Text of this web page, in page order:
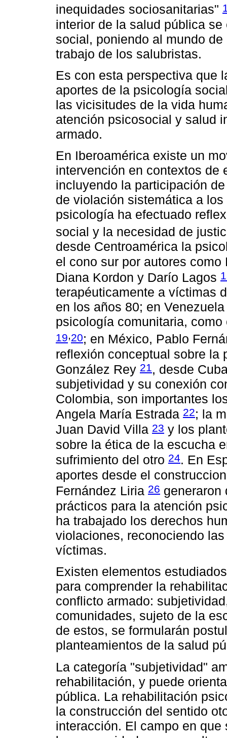
inequidades sociosanitarias"
interior de la salud pública
social, poniendo al mundo
trabajo de los salubristas.
Es con esta perspectiva que
aportes de la psicología
las vicisitudes de la vida
atención psicosocial y salud
armado.
En Iberoamérica existe un
intervención en contextos de
incluyendo la participación
de violación sistemática a
psicología ha efectuado
social y la necesidad de
desde Centroamérica la
el cono sur por autores
Diana Kordon y Darío Lagos
terapéuticamente a víctimas
en los años 80; en
psicología comunitaria,
19,20; en México, Pablo
reflexión conceptual sobre la
González Rey 21 , desde
subjetividad y su conexión
Colombia, son importantes
Angela María Estrada 22; la
Juan David Villa 23 y los
sobre la ética de la escucha
sufrimiento del otro 24. En
aportes desde el
Fernández Liria 26 generaron
prácticos para la atención
ha trabajado los derechos
violaciones, reconociendo
víctimas.
Existen elementos
para comprender la
conflicto armado:
comunidades, sujeto de la
de estos, se formularán
planteamientos de la salud
La categoría "subjetividad"
rehabilitación, y puede
pública. La rehabilitación
la construcción del sentido
interacción. El campo en